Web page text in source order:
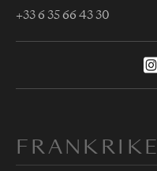
+33 6 35 66 43 30
FRANKRIKE